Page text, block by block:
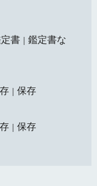
書 ｜鑑定書な
｜保存
｜保存